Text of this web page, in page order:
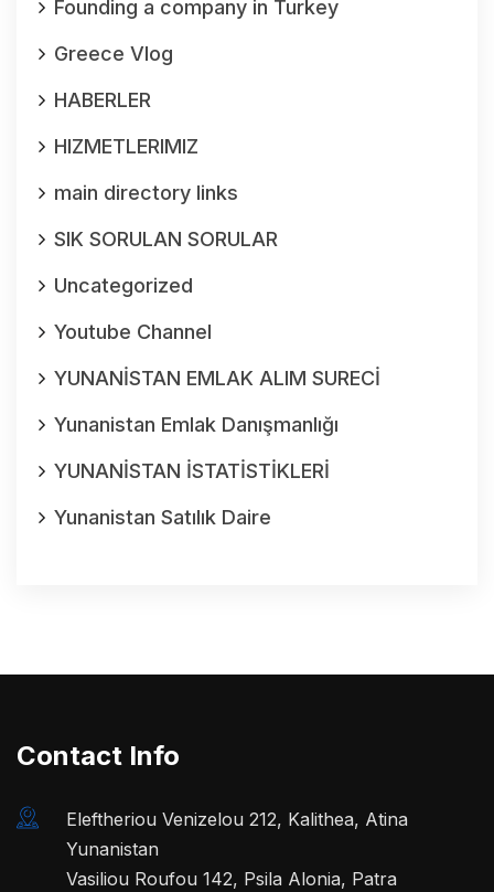
Founding a company in Turkey
Greece Vlog
HABERLER
HIZMETLERIMIZ
main directory links
SIK SORULAN SORULAR
Uncategorized
Youtube Channel
YUNANİSTAN EMLAK ALIM SURECİ
Yunanistan Emlak Danışmanlığı
YUNANİSTAN İSTATİSTİKLERİ
Yunanistan Satılık Daire
Contact Info
Eleftheriou Venizelou 212, Kalithea, Atina
Yunanistan
Vasiliou Roufou 142, Psila Alonia, Patra